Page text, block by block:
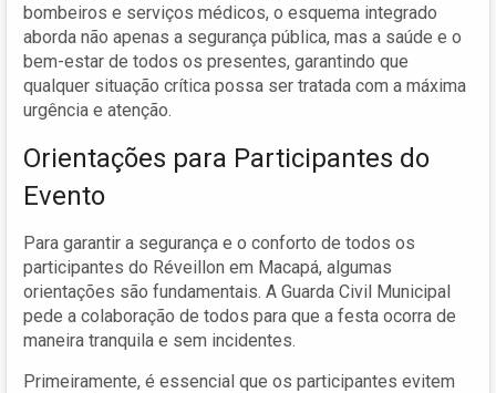
bombeiros e serviços médicos, o esquema integrado
aborda não apenas a segurança pública, mas a saúde e o
bem-estar de todos os presentes, garantindo que
qualquer situação crítica possa ser tratada com a máxima
urgência e atenção.
Orientações para Participantes do
Evento
Para garantir a segurança e o conforto de todos os
participantes do Réveillon em Macapá, algumas
orientações são fundamentais. A Guarda Civil Municipal
pede a colaboração de todos para que a festa ocorra de
maneira tranquila e sem incidentes.
Primeiramente, é essencial que os participantes evitem